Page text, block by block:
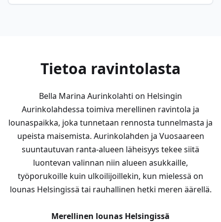
Tietoa ravintolasta
Bella Marina Aurinkolahti on Helsingin
Aurinkolahdessa toimiva merellinen ravintola ja
lounaspaikka, joka tunnetaan rennosta tunnelmasta ja
upeista maisemista. Aurinkolahden ja Vuosaareen
suuntautuvan ranta-alueen läheisyys tekee siitä
luontevan valinnan niin alueen asukkaille,
työporukoille kuin ulkoilijoillekin, kun mielessä on
lounas Helsingissä tai rauhallinen hetki meren äärellä.
Merellinen lounas Helsingissä